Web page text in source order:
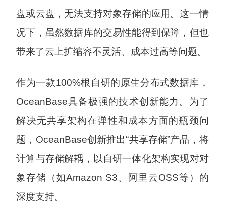
盘或云盘，无法支持对象存储的应用。这一情
况下，虽然数据库的交易性能得到保障，但也
带来了云上扩缩容不灵活、成本过高等问题。
作为一款100%根自研的原生分布式数据库，
OceanBase具备极强的技术创新能力。为了
解决无共享架构在弹性和成本方面的瓶颈问
题，OceanBase创新推出“共享存储”产品，将
计算与存储解耦，以自研一体化架构实现对对
象存储（如Amazon S3、阿里云OSS等）的
深度支持。